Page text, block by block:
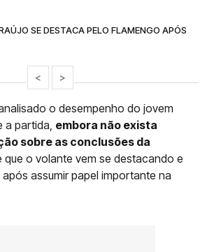
SE DESTACA PELO FLAMENGO APÓS
< >
o desempenho do jovem
partida, embora não exista
sobre as conclusões da
que o volante vem se destacando e
assumir papel importante na